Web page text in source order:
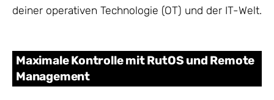
deiner operativen Technologie (OT) und der IT-Welt.
Maximale Kontrolle mit RutOS und Remote
Management